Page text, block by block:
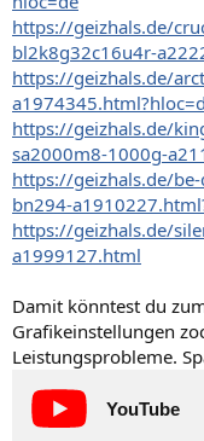
https://geizhals.de/
bl2k8g32c16u4r-
https://geizhals.de/
https://geizhals.de/
sa2000m8-1000g-
https://geizhals.de/
bn294-
https://geizhals.de/
a1999127.html
Damit könntest du
Grafikeinstellungen
Leistungsprobleme.
YouTube